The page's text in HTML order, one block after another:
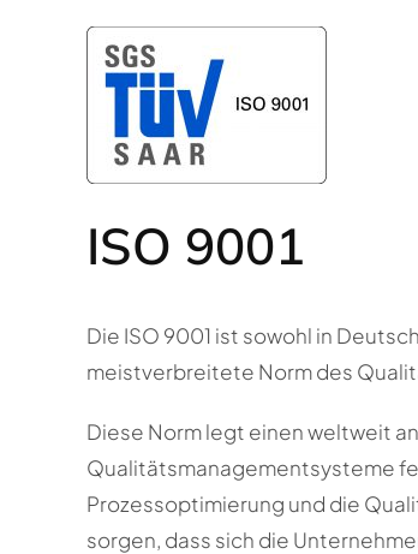
ISO 9001
Die ISO 9001 ist sowohl in
meistverbreitete Norm des
Diese Norm legt einen weltweit
Qualitätsmanagementsysteme
Prozessoptimierung und die
sorgen, dass sich die